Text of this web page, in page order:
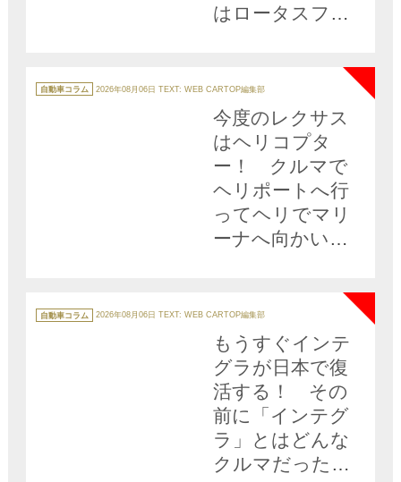
はロータスファ
テ
ゴ
自動車コラム 2026年08月06日 TEXT: WEB CARTOP編集部
今度のレクサス
はヘリコプタ
ー！ クルマで
ヘリポートへ行
ってヘリでマリ
ーナへ向かいク
海空レクサス三
昧が現実に!!
テ
ゴ
自動車コラム 2026年08月06日 TEXT: WEB CARTOP編集部
もうすぐインテ
グラが日本で復
活する！ その
前に「インテグ
ラ」とはどんな
クルマだったの